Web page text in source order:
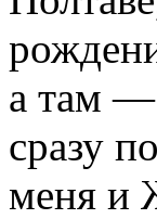
а там —
сразу
меня и